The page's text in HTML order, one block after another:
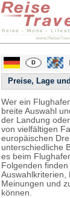
Preise, Lage
Wer ein
breite Auswahl
der Landung
von vielfältigen
europäischen
unterschiedliche
es beim
Folgenden
Auswahlkriterien,
Meinungen und
können.